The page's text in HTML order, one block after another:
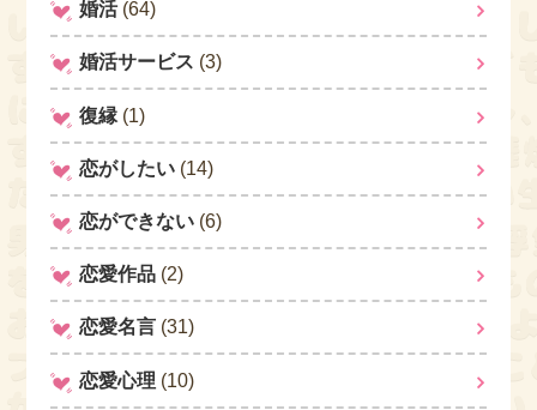
婚活(64)
婚活サービス (3)
復縁 (1)
恋がしたい (14)
恋ができない (6)
恋愛作品 (2)
恋愛名言 (31)
恋愛心理 (10)